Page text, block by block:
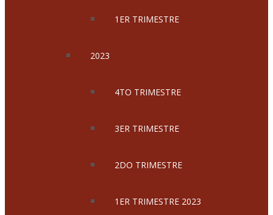
1ER TRIMESTRE
2023
4TO TRIMESTRE
3ER TRIMESTRE
2DO TRIMESTRE
1ER TRIMESTRE 2023